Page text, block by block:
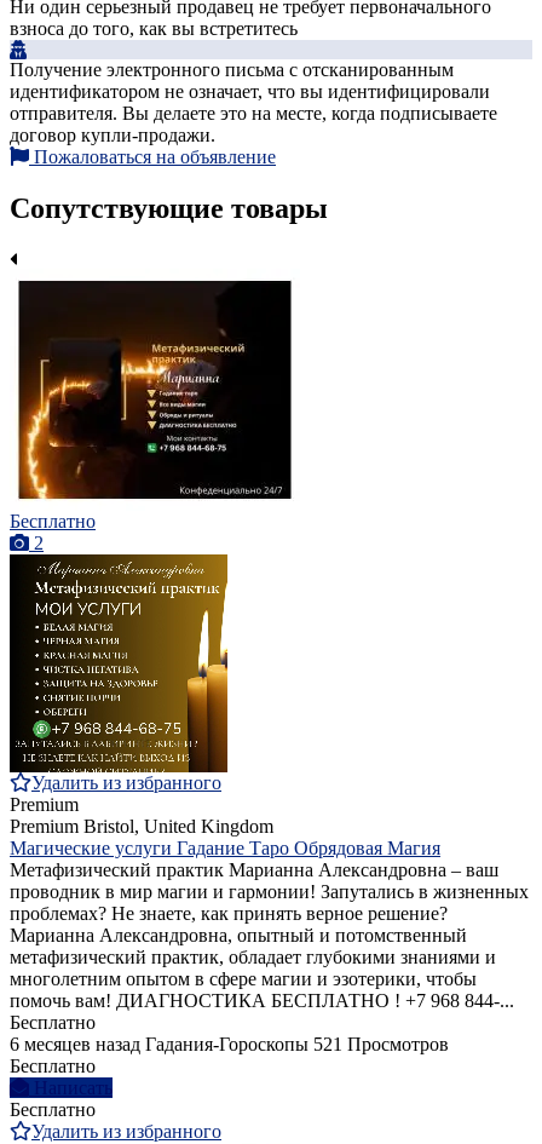
Ни один серьезный продавец не требует первоначального
взноса до того, как вы встретитесь
Получение электронного письма с отсканированным
идентификатором не означает, что вы идентифицировали
отправителя. Вы делаете это на месте, когда подписываете
договор купли-продажи.
Пожаловаться на объявление
Сопутствующие товары
Бесплатно
2
Удалить из избранного
Premium
Premium Bristol, United Kingdom
Магические услуги Гадание Таро Обрядовая Магия
Метафизический практик Марианна Александровна – ваш
проводник в мир магии и гармонии! Запутались в жизненных
проблемах? Не знаете, как принять верное решение?
Марианна Александровна, опытный и потомственный
метафизический практик, обладает глубокими знаниями и
многолетним опытом в сфере магии и эзотерики, чтобы
помочь вам! ДИАГНОСТИКА БЕСПЛАТНО ! +7 968 844‑...
Бесплатно
6 месяцев назад Гадания-Гороскопы 521 Просмотров
Бесплатно
Написать
Бесплатно
Удалить из избранного